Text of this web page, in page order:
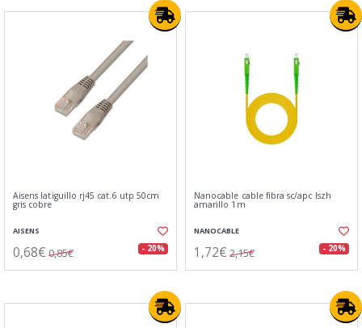
Aisens latiguillo rj45 cat.6 utp 50cm
gris cobre
AISENS
0,68€ 0,85€ - 20%
Nanocable cable fibra sc/apc lszh
amarillo 1m
NANOCABLE
1,72€ 2,15€ - 20%